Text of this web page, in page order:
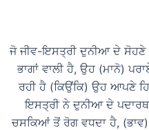
ਜੋ ਜੀਵ-ਇਸਤ੍ਰੀ ਦੁਨੀਆ ਦੇ
ਭਾਗਾਂ ਵਾਲੀ ਹੈ, ਉਹ (ਮਾਨੋ)
ਰਹੀ ਹੈ (ਕਿਉਂਕਿ) ਉਹ ਆਪਣੇ
ਇਸਤ੍ਰੀ ਨੇ ਦੁਨੀਆ ਦੇ
ਚਸਕਿਆਂ ਤੋਂ ਰੋਗ ਵਧਦਾ ਹੈ,